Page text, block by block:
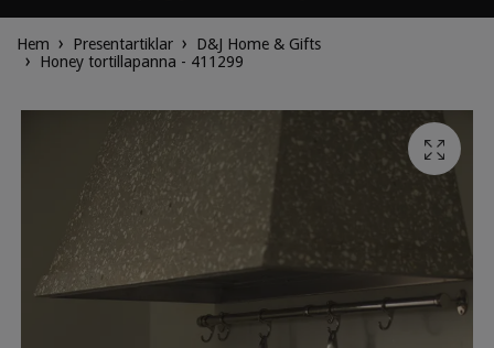
Hem Presentartiklar
D&J Home & Gifts
Honey tortillapanna - 411299